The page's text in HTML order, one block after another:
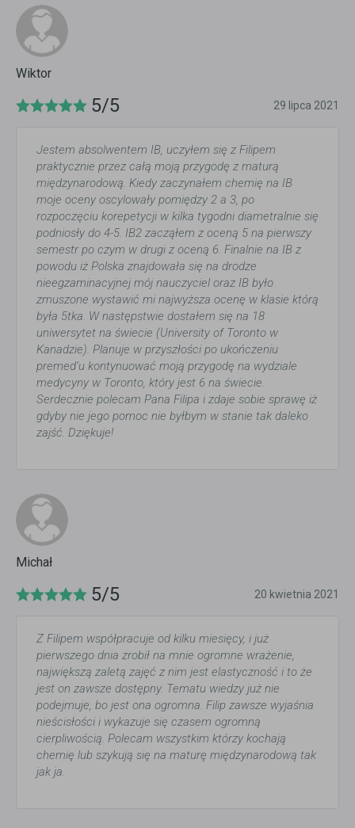
Wiktor
5/5 29 lipca 2021
Jestem absolwentem IB, uczyłem się z Filipem
praktycznie przez całą moją przygodę z maturą
międzynarodową. Kiedy zaczynałem chemię na IB
moje oceny oscylowały pomiędzy 2 a 3, po
rozpoczęciu korepetycji w kilka tygodni diametralnie się
podniosły do 4-5. IB2 zacząłem z oceną 5 na pierwszy
semestr po czym w drugi z oceną 6. Finalnie na IB z
powodu iż Polska znajdowała się na drodze
nieegzaminacyjnej mój nauczyciel oraz IB było
zmuszone wystawić mi najwyższa ocenę w klasie którą
była 5tka. W następstwie dostałem się na 18
uniwersytet na świecie (University of Toronto w
Kanadzie). Planuje w przyszłości po ukończeniu
premed’u kontynuować moją przygodę na wydziale
medycyny w Toronto, który jest 6 na świecie.
Serdecznie polecam Pana Filipa i zdaje sobie sprawę iż
gdyby nie jego pomoc nie byłbym w stanie tak daleko
zajść. Dziękuje!
Michał
5/5 20 kwietnia 2021
Z Filipem współpracuje od kilku miesięcy, i już
pierwszego dnia zrobił na mnie ogromne wrażenie,
największą zaletą zajęć z nim jest elastyczność i to że
jest on zawsze dostępny. Tematu wiedzy już nie
podejmuje, bo jest ona ogromna. Filip zawsze wyjaśnia
nieścisłości i wykazuje się czasem ogromną
cierpliwością. Polecam wszystkim którzy kochają
chemię lub szykują się na maturę międzynarodową tak
jak ja.